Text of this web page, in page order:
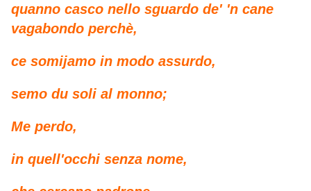
quanno casco nello sguardo de' 'n cane
vagabondo perchè,
ce somijamo in modo assurdo,
semo du soli al monno;
Me perdo,
in quell'occhi senza nome,